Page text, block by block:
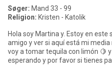
Søger: Mand 33 - 99
Religion: Kristen - Katolik
Hola soy Martina y. Estoy en
amigo y ver si aquí está mi
voy a tomar tequila con limón 🍋
esperando y por favor si tienes